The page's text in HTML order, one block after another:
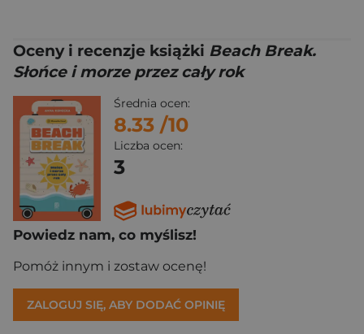
Oceny i recenzje książki Beach Break.
Słońce i morze przez cały rok
Średnia ocen:
8.33 /10
Liczba ocen:
3
Powiedz nam, co myślisz!
Pomóż innym i zostaw ocenę!
ZALOGUJ SIĘ, ABY DODAĆ OPINIĘ